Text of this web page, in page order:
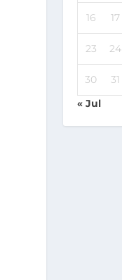
16 17
23 24
30
31
« Jul